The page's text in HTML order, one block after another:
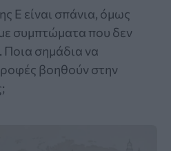
Ε είναι σπάνια, όμως
συμπτώματα που δεν
Ποια σημάδια να
βοηθούν στην